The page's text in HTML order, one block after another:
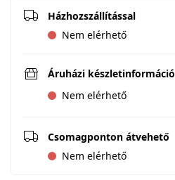
Házhozszállítással
Nem elérhető
Áruházi készletinformáció
Nem elérhető
Csomagponton átvehető
Nem elérhető